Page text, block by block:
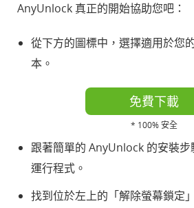
AnyUnlock 真正的開始協助您吧：
從下方的圖標中，選擇適用於您
本。
免費下載
* 100% 安全
跟著簡單的 AnyUnlock 的安裝步
運行程式。
找到位於左上的「解除螢幕鎖定